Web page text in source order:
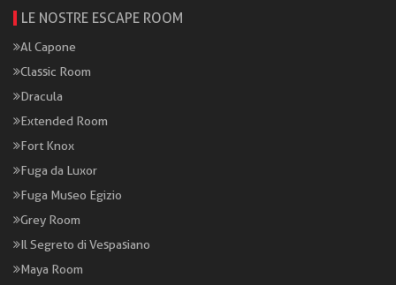
LE NOSTRE ESCAPE ROOM
Al Capone
Classic Room
Dracula
Extended Room
Fort Knox
Fuga da Luxor
Fuga Museo Egizio
Grey Room
Il Segreto di Vespasiano
Maya Room